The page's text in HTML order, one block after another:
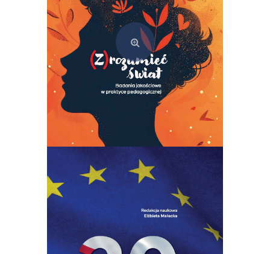
(Z)rozumieć świat. Badania jakościowe w praktyce pedagogicznej
49,00
Dodaj do koszyka